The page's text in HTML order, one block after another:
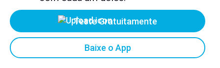
Teste Gratuitamente
Baixe o App